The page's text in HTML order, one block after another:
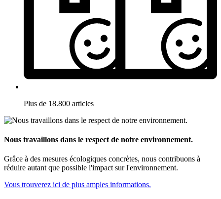
Plus de 18.800 articles
Nous travaillons dans le respect de notre environnement.
Grâce à des mesures écologiques concrètes, nous contribuons à
réduire autant que possible l'impact sur l'environnement.
Vous trouverez ici de plus amples informations.